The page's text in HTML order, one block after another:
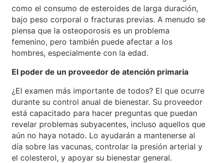
como el consumo de esteroides de larga duración,
bajo peso corporal o fracturas previas. A menudo se
piensa que la osteoporosis es un problema
femenino, pero también puede afectar a los
hombres, especialmente con la edad.
El poder de un proveedor de atención primaria
¿El examen más importante de todos? El que ocurre
durante su control anual de bienestar. Su proveedor
está capacitado para hacer preguntas que puedan
revelar problemas subyacentes, incluso aquellos que
aún no haya notado. Lo ayudarán a mantenerse al
día sobre las vacunas, controlar la presión arterial y
el colesterol, y apoyar su bienestar general.